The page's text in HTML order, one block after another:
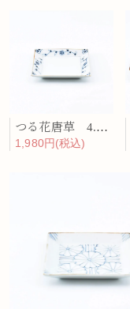
つる花唐草 4.5寸角皿
1,980円(税込)